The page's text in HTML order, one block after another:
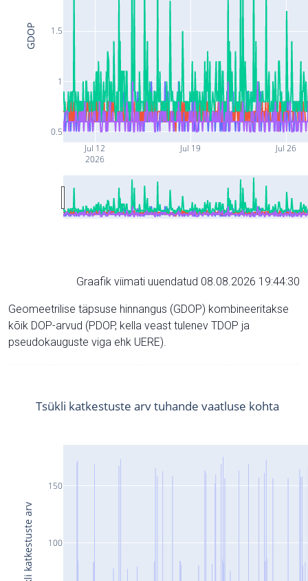
Jul 12
2026
Jul 19 Jul 26
0.5
1
1.5
GDOP
Graafik viimati uuendatud 08.08.2026 19:44:30
Geomeetrilise täpsuse hinnangus (GDOP) kombineeritakse
kõik DOP-arvud (PDOP, kella veast tulenev TDOP ja
pseudokauguste viga ehk UERE).
100
150
Tsükli katkestuste arv tuhande vaatluse kohta
Tsükli katkestuste arv